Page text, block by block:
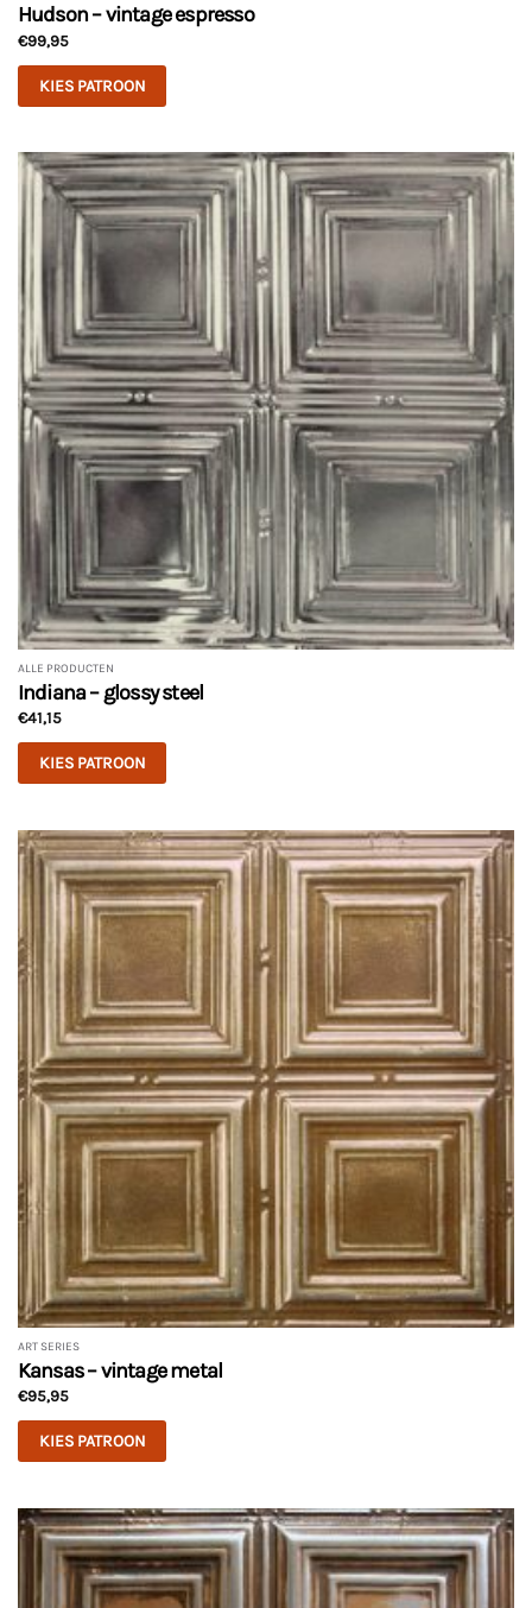
Hudson – vintage espresso
€99,95
KIES PATROON
ALLE PRODUCTEN
Indiana – glossy steel
€41,15
KIES PATROON
ART SERIES
Kansas – vintage metal
€95,95
KIES PATROON